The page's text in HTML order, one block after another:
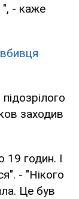
", - каже
заходив
19 годин. І
- "Нікого
Це був